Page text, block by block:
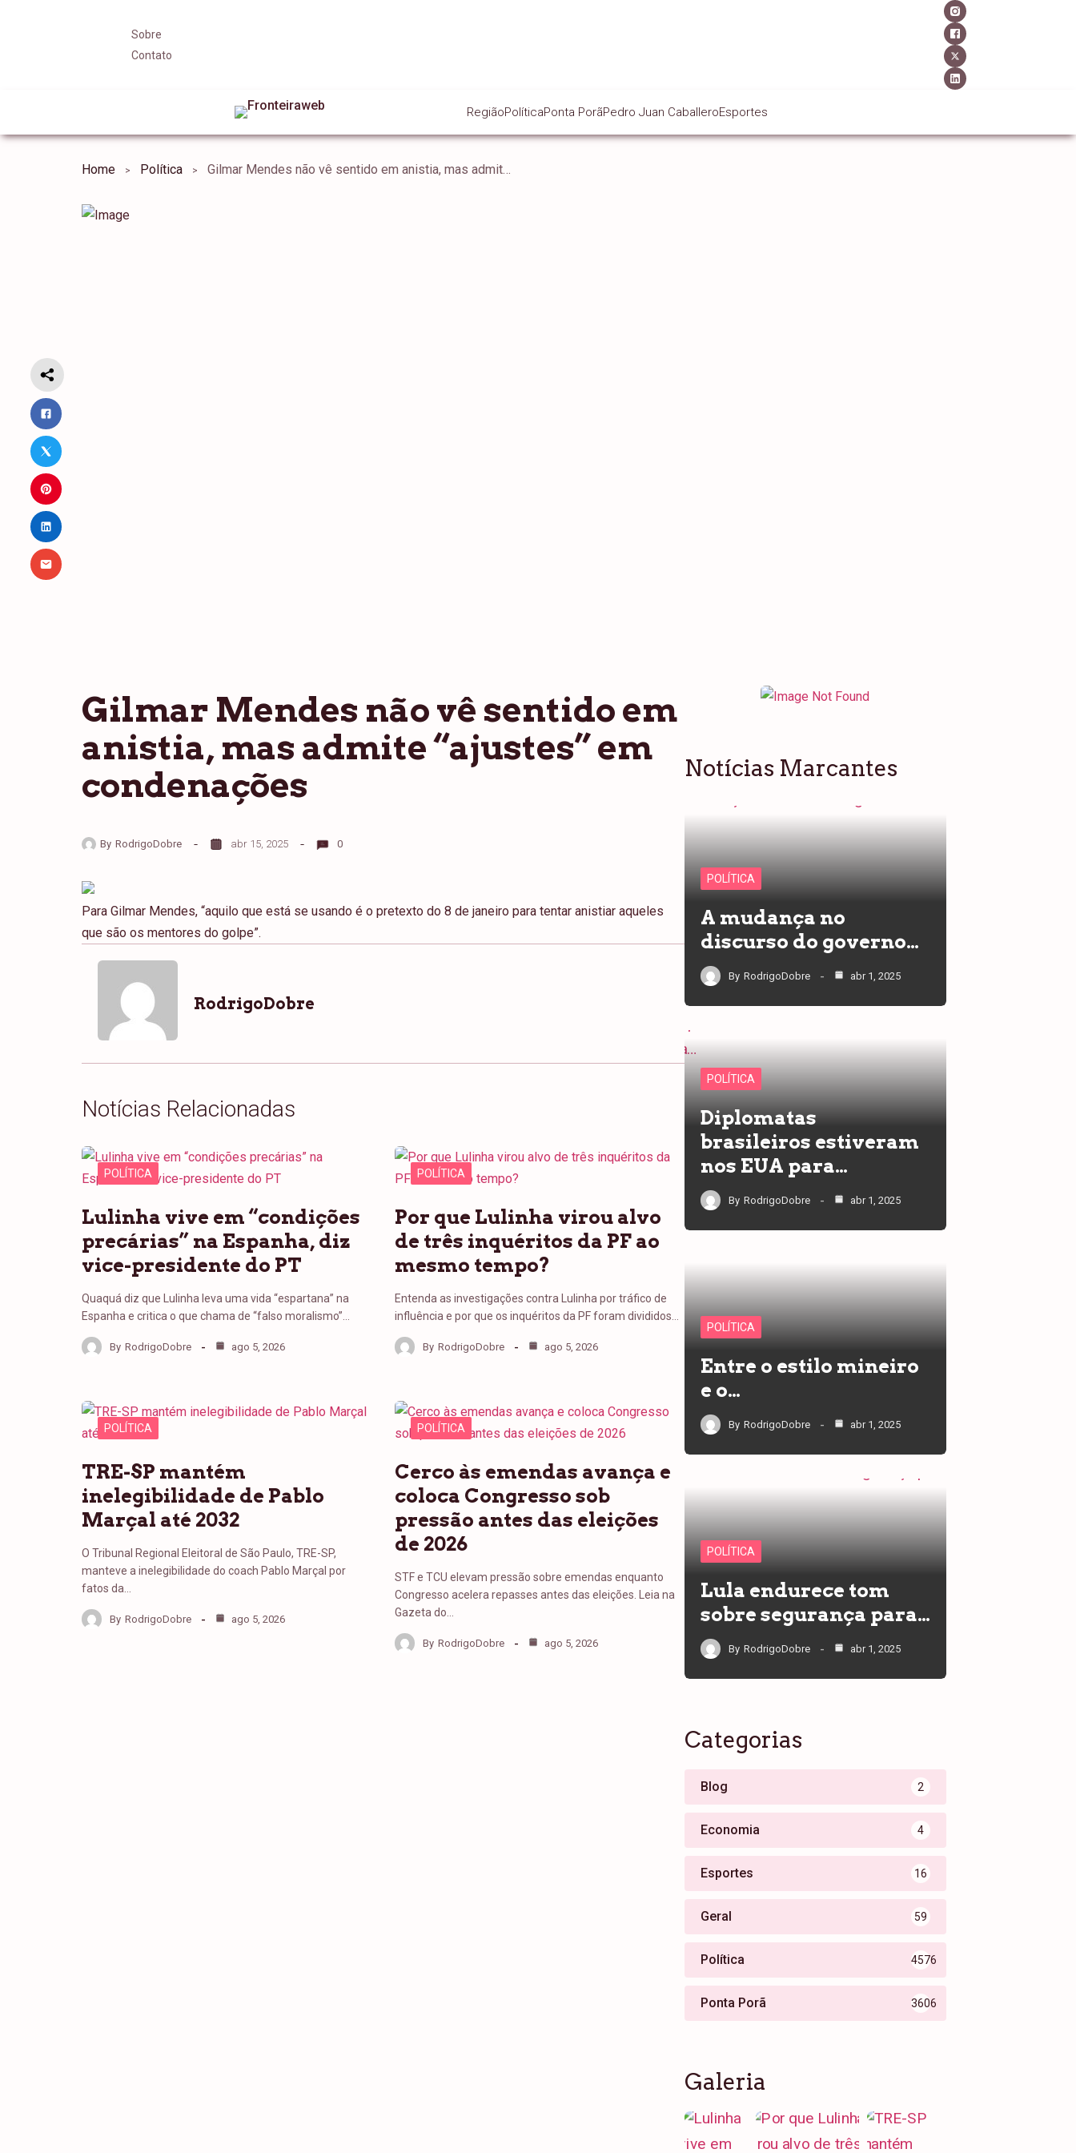
Sobre
Contato
RegiãoPolíticaPonta PorãPedro Juan CaballeroEsportes
Home Política Gilmar Mendes não vê sentido em anistia, mas admite “ajustes” em condenações
Gilmar Mendes não vê sentido em
anistia, mas admite “ajustes” em
condenações
By RodrigoDobre abr 15, 2025 0
Para Gilmar Mendes, “aquilo que está se usando é o pretexto do 8 de janeiro para tentar anistiar aqueles
que são os mentores do golpe”.
RodrigoDobre
Notícias Relacionadas
POLÍTICA
Lulinha vive em “condições
precárias” na Espanha, diz
vice-presidente do PT
Quaquá diz que Lulinha leva uma vida “espartana” na
Espanha e critica o que chama de “falso moralismo”…
By RodrigoDobre ago 5, 2026
POLÍTICA
Por que Lulinha virou alvo
de três inquéritos da PF ao
mesmo tempo?
Entenda as investigações contra Lulinha por tráfico de
influência e por que os inquéritos da PF foram divididos…
By RodrigoDobre ago 5, 2026
POLÍTICA
TRE-SP mantém
inelegibilidade de Pablo
Marçal até 2032
O Tribunal Regional Eleitoral de São Paulo, TRE-SP,
manteve a inelegibilidade do coach Pablo Marçal por
fatos da…
By RodrigoDobre ago 5, 2026
POLÍTICA
Cerco às emendas avança e
coloca Congresso sob
pressão antes das eleições
de 2026
STF e TCU elevam pressão sobre emendas enquanto
Congresso acelera repasses antes das eleições. Leia na
Gazeta do…
By RodrigoDobre ago 5, 2026
Notícias Marcantes
POLÍTICA
A mudança no
discurso do governo…
By RodrigoDobre abr 1, 2025
POLÍTICA
Diplomatas
brasileiros estiveram
nos EUA para…
By RodrigoDobre abr 1, 2025
POLÍTICA
Entre o estilo mineiro
e o…
By RodrigoDobre abr 1, 2025
POLÍTICA
Lula endurece tom
sobre segurança para…
By RodrigoDobre abr 1, 2025
Categorias
Blog 2
Economia 4
Esportes 16
Geral 59
Política 4576
Ponta Porã 3606
Galeria